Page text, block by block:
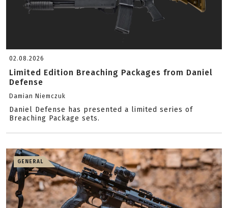
02.08.2026
Limited Edition Breaching Packages from Daniel
Defense
Damian Niemczuk
Daniel Defense has presented a limited series of
Breaching Package sets.
GENERAL